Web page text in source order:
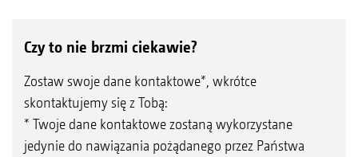
Czy to nie brzmi ciekawie?
Zostaw swoje dane kontaktowe*, wkrótce
skontaktujemy się z Tobą:
* Twoje dane kontaktowe zostaną wykorzystane
jedynie do nawiązania pożądanego przez Państwa